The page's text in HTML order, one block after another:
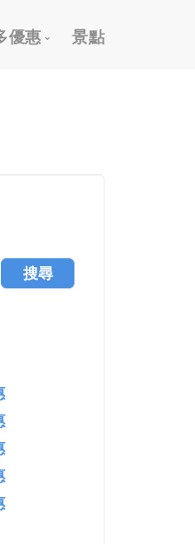
優惠
按摩/推拿優惠
高爾夫假期優惠
高鐵假期優惠
景點
搜尋